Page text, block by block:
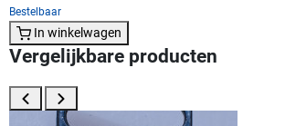
Bestelbaar
In winkelwagen
Vergelijkbare producten